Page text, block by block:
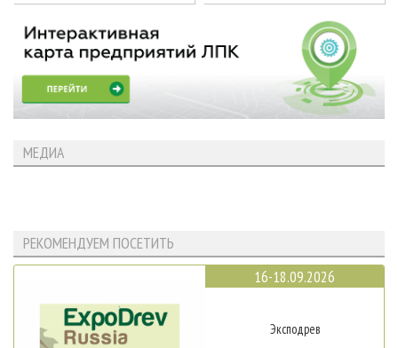
МЕДИА
РЕКОМЕНДУЕМ ПОСЕТИТЬ
16-18.09.2026
Эксподрев